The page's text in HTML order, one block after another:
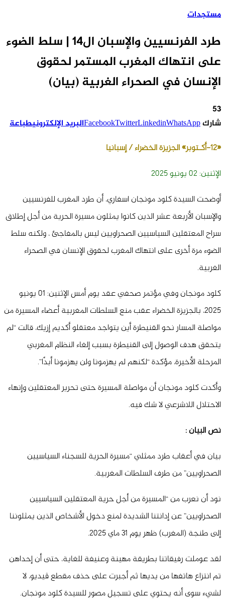
مستجدات
طرد الفرنسيين والإسبان ال14 | سلط الضوء
على انتهاك المغرب المستمر لحقوق
الإنسان في الصحراء الغربية (بيان)
53
شارك
FacebookTwitterLinkedinWhatsApp البريد الإلكترونيطباعة
«12-أكـتوبر» الجزيزة الخضراء/ إسبانيا
الإثنين: 02 يونيو 2025
أوضحت السيدة كلود مونجان اسفاري، أن طرد المغرب للفرنسيين
والإسبان الأربعة عشر الذين كانوا يمثلون مسيرة الحرية من أجل إطلاق
سراح المعتقلين السياسيين الصحراويين ليس بالمفاجئ ، ولكنه سلط
الضوء مرة أخرى على انتهاك المغرب لحقوق الإنسان في الصحراء
الغربية.
كلود مونجان وفي مؤتمر صحفي عقد يوم أمس الإثنين: 01 يونيو
2025، بالجزيزة الخضراء عقب منع السلطات المغربية أعضاء المسيرة من
مواصلة المسار نحو القنيطرة أين يتواجد معتقلو أكديم إزيك، قالت “لم
يتحقق هدف الوصول إلى القنيطرة بسبب إلغاء النظام المغربي
المرحلة الأخيرة، مؤكدة “لكنهم لم يهزمونا ولن يهزمونا أبدًا”.
وأكدت كلود مونجان أن مواصلة المسيرة حتى تحرير المعتقلين وإنهاء
الاحتلال اللاشرعي لا شك فيه.
نص البيان :
بيان في أعقاب طرد ممثلي “مسيرة الحرية للسجناء السياسيين
الصحراويين” من طرف السلطات المغربية.
نود أن نعرب من “المسيرة من أجل حرية المعتقلين السياسيين
الصحراويين” عن إدانتنا الشديدة لمنع دخول الأشخاص الذين يمثلوننا
إلى طنجة (المغرب) ظهر يوم 31 ماي 2025.
لقد عوملت رفيقاتنا بطريقة مهينة وعنيفة للغاية، حتى أن إحداهن
تم انتزاع هاتفها من يديها ثم أجبرت على حذف مقطع ڤيديو، لا
لشيء سوى أنه يحتوي على تسجيل مصور للسيدة كلود مونجان.